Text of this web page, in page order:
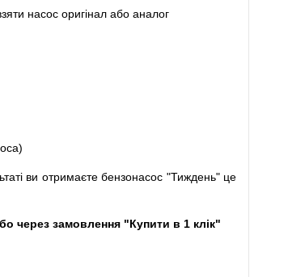
насос оригінал або аналог
)
ви отримаєте бензонасос "Тиждень" це
через замовлення "Купити в 1 клік"